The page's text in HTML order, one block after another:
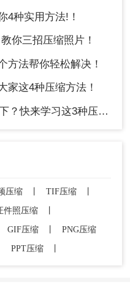
4种实用方法!！
你三招压缩照片！
方法帮你轻松解决！
家这4种压缩方法！
来学习这3种压缩方法！
压缩 TIF压缩
件照压缩
GIF压缩
PNG压缩
PPT压缩